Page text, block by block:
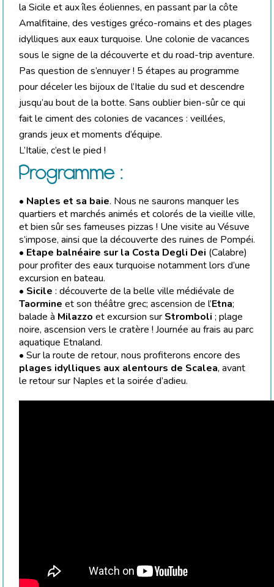
la Sicile et aux îles éoliennes, en passant par la côte
Amalfitaine, des vestiges gréco-romains et des plages
idylliques aux eaux turquoise. Une colonie de vacances
sous le signe de la découverte et du road-trip aventure.
Pas question de s’ennuyer ! 5 étapes au programme
pour déceler les bijoux de l’Italie du sud et descendre
jusqu’au bout de la botte. Sans oublier bien-sûr ce qui
fait le ciment des colonies de vacances : veillées,
grands jeux et moments d’équipe.
L’Italie, c’est le pied !
Programme :
• Naples et sa baie. Nous ne saurons manquer les
quartiers et marchés animés et colorés de la vieille ville,
et bien sûr ses fameuses pizzas ! Une visite au Vésuve
s’impose, ainsi que la découverte des ruines de Pompéi.
• Etape balnéaire sur la Costa Degli Dei (Calabre)
pour profiter des eaux turquoise notamment lors d’une
excursion en bateau.
• Sicile : découverte de la belle ville médiévale de
Taormine et son théâtre grec; ascension de l’Etna;
balade à Milazzo et excursion sur Stromboli ; plage
noire, ascension vers le cratère ! Journée au frais au parc
aquatique Etnaland.
• Sur la route de retour, nous profiterons encore des
plages idylliques aux alentours de Scalea, avant
le retour sur Naples et la soirée d’adieu.